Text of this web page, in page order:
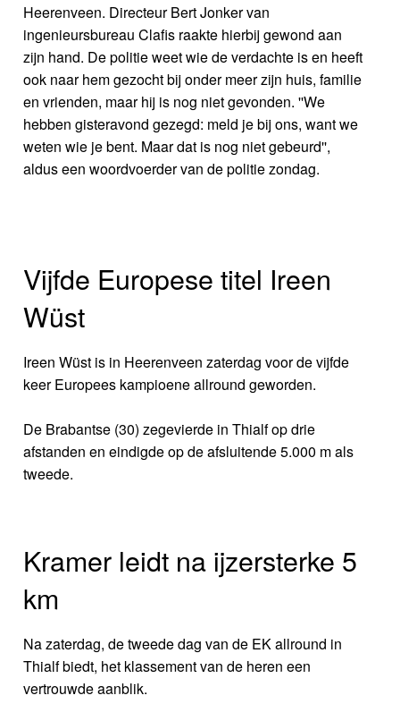
Heerenveen. Directeur Bert Jonker van
ingenieursbureau Clafis raakte hierbij gewond aan
zijn hand. De politie weet wie de verdachte is en heeft
ook naar hem gezocht bij onder meer zijn huis, familie
en vrienden, maar hij is nog niet gevonden. ''We
hebben gisteravond gezegd: meld je bij ons, want we
weten wie je bent. Maar dat is nog niet gebeurd'',
aldus een woordvoerder van de politie zondag.
Vijfde Europese titel Ireen
Wüst
Ireen Wüst is in Heerenveen zaterdag voor de vijfde
keer Europees kampioene allround geworden.
De Brabantse (30) zegevierde in Thialf op drie
afstanden en eindigde op de afsluitende 5.000 m als
tweede.
Kramer leidt na ijzersterke 5
km
Na zaterdag, de tweede dag van de EK allround in
Thialf biedt, het klassement van de heren een
vertrouwde aanblik.